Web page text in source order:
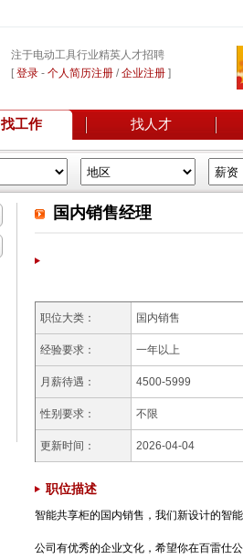
注于电动工具行业精英人才招聘
[登录 - 个人简历注册 /企业注册 ]
找工作 找人才
国内销售经理
职位大类： 国内销售
经验要求： 一年以上
月薪待遇： 4500-5999
性别要求： 不限
更新时间： 2026-04-04
职位描述
智能共享柜的国内销售，我们新设计的智
公司有优秀的企业文化，希望你在百雷仕